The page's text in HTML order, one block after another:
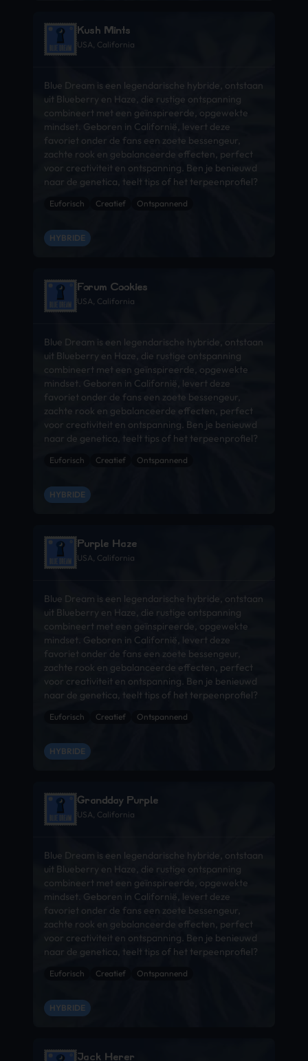
Kush Mints
USA, California
Blue Dream is een legendarische hybride, ontstaan
uit Blueberry en Haze, die rustige ontspanning
combineert met een geïnspireerde, opgewekte
mindset. Geboren in Californië, levert deze
favoriet onder de fans een zoete bessengeur,
zachte rook en gebalanceerde effecten, perfect
voor creativiteit en ontspanning. Ben je benieuwd
naar de genetica, teelt tips of het terpeenprofiel?
Euforisch Creatief Ontspannend
HYBRIDE
Forum Cookies
USA, California
Blue Dream is een legendarische hybride, ontstaan
uit Blueberry en Haze, die rustige ontspanning
combineert met een geïnspireerde, opgewekte
mindset. Geboren in Californië, levert deze
favoriet onder de fans een zoete bessengeur,
zachte rook en gebalanceerde effecten, perfect
voor creativiteit en ontspanning. Ben je benieuwd
naar de genetica, teelt tips of het terpeenprofiel?
Euforisch Creatief Ontspannend
HYBRIDE
Purple Haze
USA, California
Blue Dream is een legendarische hybride, ontstaan
uit Blueberry en Haze, die rustige ontspanning
combineert met een geïnspireerde, opgewekte
mindset. Geboren in Californië, levert deze
favoriet onder de fans een zoete bessengeur,
zachte rook en gebalanceerde effecten, perfect
voor creativiteit en ontspanning. Ben je benieuwd
naar de genetica, teelt tips of het terpeenprofiel?
Euforisch Creatief Ontspannend
HYBRIDE
Grandday Purple
USA, California
Blue Dream is een legendarische hybride, ontstaan
uit Blueberry en Haze, die rustige ontspanning
combineert met een geïnspireerde, opgewekte
mindset. Geboren in Californië, levert deze
favoriet onder de fans een zoete bessengeur,
zachte rook en gebalanceerde effecten, perfect
voor creativiteit en ontspanning. Ben je benieuwd
naar de genetica, teelt tips of het terpeenprofiel?
Euforisch Creatief Ontspannend
HYBRIDE
Jack Herer